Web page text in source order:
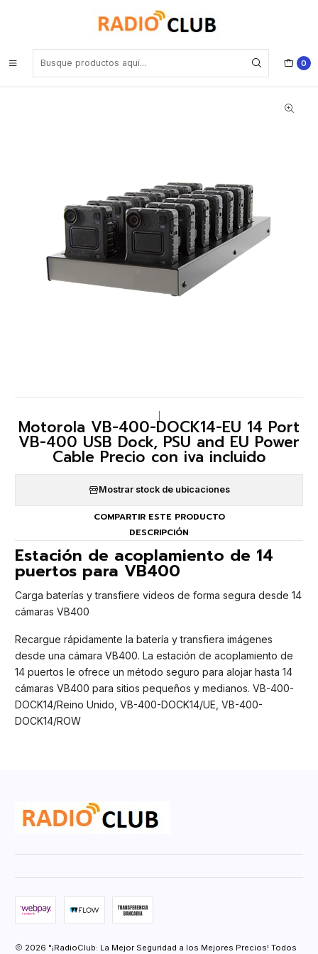
0
Bodycam CUMPLEN Ley 21659 Seguridad Privada del 21 Marzo de
EU Power Cable Precio con iva incluido
Motorola VB-400-DOCK14-EU 14 Port
VB-400 USB Dock, PSU and EU Power
Cable Precio con iva incluido
Mostrar stock de ubicaciones
COMPARTIR ESTE PRODUCTO
DESCRIPCIÓN
Estación de acoplamiento de 14
puertos para VB400
Carga baterías y transfiere videos de forma segura desde 14
cámaras VB400
Recargue rápidamente la batería y transfiera imágenes
desde una cámara VB400. La estación de acoplamiento de
14 puertos le ofrece un método seguro para alojar hasta 14
cámaras VB400 para sitios pequeños y medianos. VB-400-
DOCK14/Reino Unido, VB-400-DOCK14/UE, VB-400-
DOCK14/ROW
2026 "¡RadioClub: La Mejor Seguridad a los Mejores Precios! Todos